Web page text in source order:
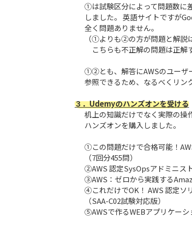
①は試験区分によって問題数に
しました。 英語サイトですが
全く問題ありません。
（①よりも②の方が問題と解説
こちらも不正解の問題は正解
①②とも、解答にAWSのユーザ
参照できるため、なるべくリン
３．Udemyのハンズオンを受ける
机上の知識だけでなく実際の
ハンズオンを購入しました。
①この問題だけで合格可能！
（7回分455問）
②AWS 認定SysOpsアドミニス
③AWS：ゼロから実践する
④これだけでOK！ AWS 認定ソ
（SAA-C02試験対応版）
⑤AWSで作るWEBアプリケーシ